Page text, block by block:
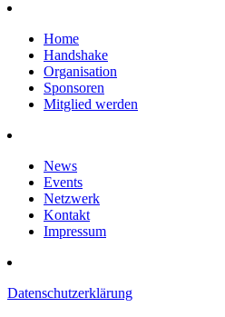
Home
Handshake
Organisation
Sponsoren
Mitglied werden
News
Events
Netzwerk
Kontakt
Impressum
Datenschutzerklärung